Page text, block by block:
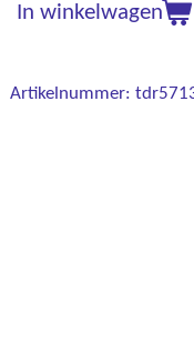
In winkelwagen
Artikelnummer: